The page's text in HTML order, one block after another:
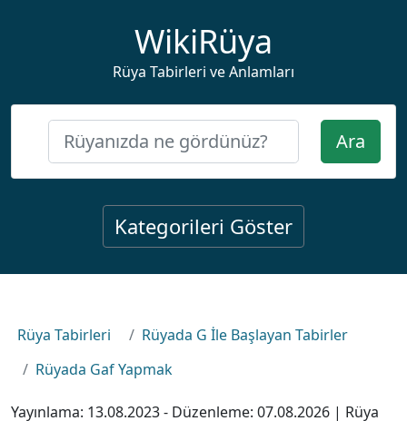
WikiRüya
Rüya Tabirleri ve Anlamları
Ara
Kategorileri Göster
Rüya Tabirleri
Rüyada G İle Başlayan Tabirler
Rüyada Gaf Yapmak
Yayınlama: 13.08.2023- Düzenleme: 07.08.2026 | Rüya